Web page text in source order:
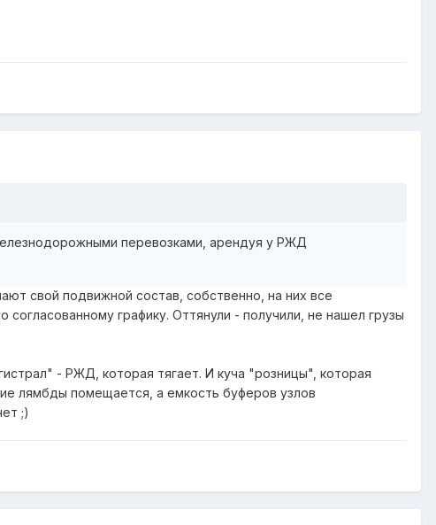
перевозками, арендуя у РЖД
свой подвижной состав, собственно, на них все
графику. Оттянули - получили, не нашел грузы
- РЖД, которая тягает. И куча "розницы", которая
лямбды помещается, а емкость буферов узлов
;)